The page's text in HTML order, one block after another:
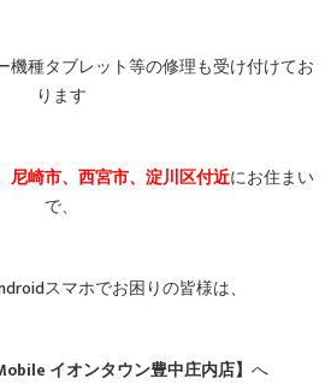
機種タブレット等の修理も受け付けてお
ります
尼崎市、西宮市、淀川区付近にお住まい
で、
スマホでお困りの皆様は、
イオンタウン豊中庄内店】 へ